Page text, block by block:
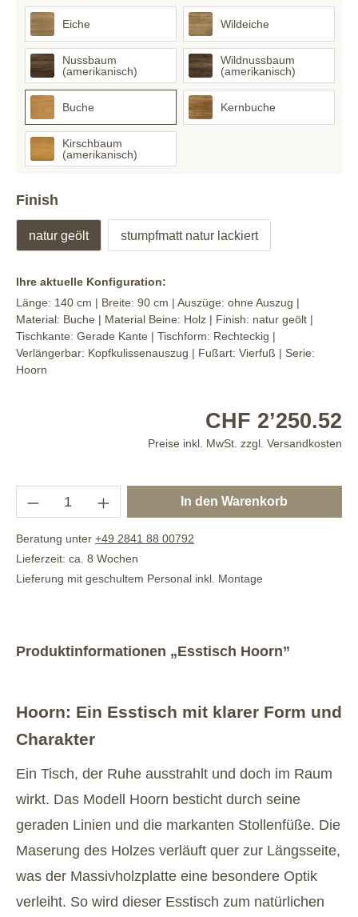
Eiche Wildeiche
Nussbaum
(amerikanisch)
Wildnussbaum
(amerikanisch)
Buche Kernbuche
Kirschbaum
(amerikanisch)
Finish
natur geölt stumpfmatt natur lackiert
Ihre aktuelle Konfiguration:
Länge: 140 cm | Breite: 90 cm | Auszüge: ohne Auszug |
Material: Buche | Material Beine: Holz | Finish: natur geölt |
Tischkante: Gerade Kante | Tischform: Rechteckig |
Verlängerbar: Kopfkulissenauszug | Fußart: Vierfuß | Serie:
Hoorn
CHF 2’250.52
Preise inkl. MwSt. zzgl. Versandkosten
In den Warenkorb
Beratung unter +49 2841 88 00792
Lieferzeit: ca. 8 Wochen
Lieferung mit geschultem Personal inkl. Montage
Produktinformationen „Esstisch Hoorn”
Hoorn: Ein Esstisch mit klarer Form und
Charakter
Ein Tisch, der Ruhe ausstrahlt und doch im Raum
wirkt. Das Modell Hoorn besticht durch seine
geraden Linien und die markanten Stollenfüße. Die
Maserung des Holzes verläuft quer zur Längsseite,
was der Massivholzplatte eine besondere Optik
verleiht. So wird dieser Esstisch zum natürlichen